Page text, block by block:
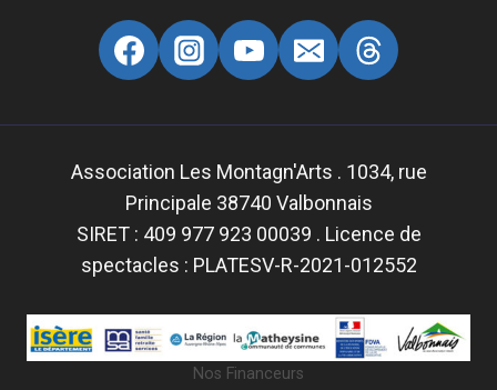
Association Les Montagn'Arts . 1034, rue
Principale 38740 Valbonnais
SIRET : 409 977 923 00039 . Licence de
spectacles : PLATESV-R-2021-012552
Nos Financeurs